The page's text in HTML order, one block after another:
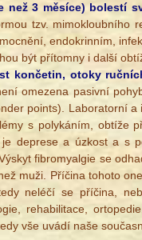
než 3 měsíce) bolestí
tzv. mimokloubního
endokrinním,
být přítomny i další
končetin, otoky
omezena pasivní
points). Laboratorní
s polykáním, obtíže
deprese a úzkost a s
fibromyalgie se
muži. Příčina tohoto
neléčí se příčina,
rehabilitace,
vše uvádí naše